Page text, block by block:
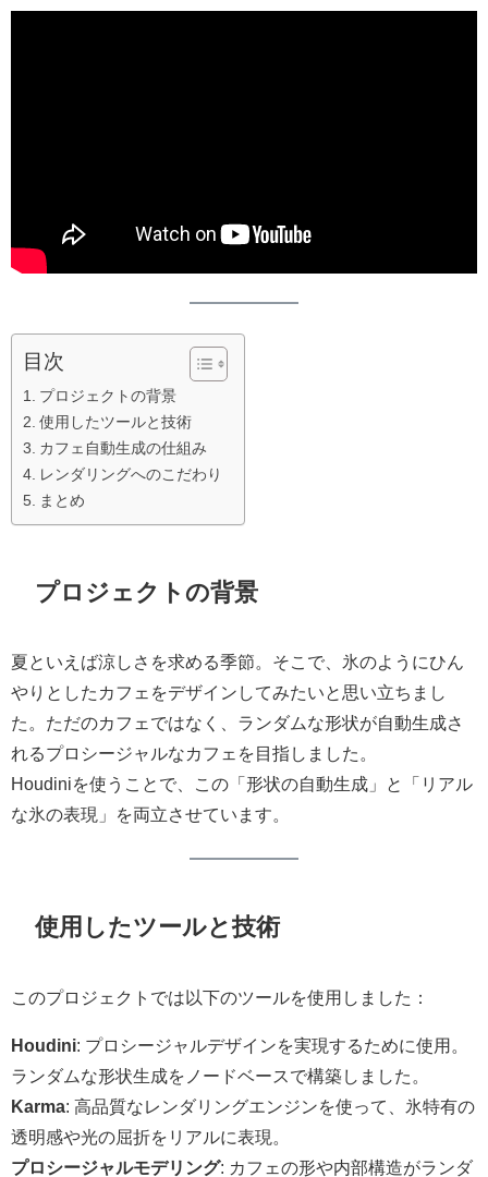
目次
プロジェクトの背景
使用したツールと技術
カフェ自動生成の仕組み
レンダリングへのこだわり
まとめ
プロジェクトの背景
夏といえば涼しさを求める季節。そこで、氷のようにひん
やりとしたカフェをデザインしてみたいと思い立ちまし
た。ただのカフェではなく、ランダムな形状が自動生成さ
れるプロシージャルなカフェを目指しました。
Houdiniを使うことで、この「形状の自動生成」と「リアル
な氷の表現」を両立させています。
使用したツールと技術
このプロジェクトでは以下のツールを使用しました：
Houdini: プロシージャルデザインを実現するために使用。
ランダムな形状生成をノードベースで構築しました。
Karma: 高品質なレンダリングエンジンを使って、氷特有の
透明感や光の屈折をリアルに表現。
プロシージャルモデリング: カフェの形や内部構造がランダ